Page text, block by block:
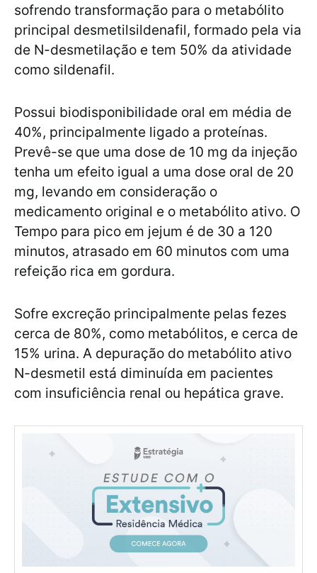
sofrendo transformação para o metabólito
principal desmetilsildenafil, formado pela via
de N-desmetilação e tem 50% da atividade
como sildenafil.
Possui biodisponibilidade oral em média de
40%, principalmente ligado a proteínas.
Prevê-se que uma dose de 10 mg da injeção
tenha um efeito igual a uma dose oral de 20
mg, levando em consideração o
medicamento original e o metabólito ativo. O
Tempo para pico em jejum é de 30 a 120
minutos, atrasado em 60 minutos com uma
refeição rica em gordura.
Sofre excreção principalmente pelas fezes
cerca de 80%, como metabólitos, e cerca de
15% urina. A depuração do metabólito ativo
N-desmetil está diminuída em pacientes
com insuficiência renal ou hepática grave.